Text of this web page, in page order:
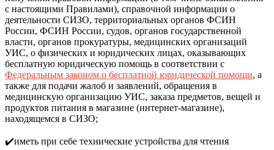
с настоящими Правилами), справочной информации о
деятельности СИЗО, территориальных органов ФСИН
России, ФСИН России, судов, органов государственной
власти, органов прокуратуры, медицинских организаций
УИС, о физических и юридических лицах, оказывающих
бесплатную юридическую помощь в соответствии с
Федеральным законом о бесплатной юридической помощи, а
также для подачи жалоб и заявлений, обращения в
медицинскую организацию УИС, заказа предметов, вещей и
продуктов питания в магазине (интернет-магазине),
находящемся в СИЗО;
✔️иметь при себе технические устройства для чтения